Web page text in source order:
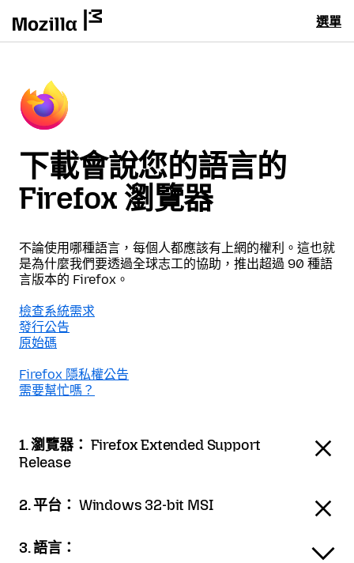
選單
下載會說您的語言的
Firefox 瀏覽器
不論使用哪種語言，每個人都應該有上網的權利。這也就
是為什麼我們要透過全球志工的協助，推出超過 90 種語
言版本的 Firefox。
檢查系統需求
發行公告
原始碼
Firefox 隱私權公告
需要幫忙嗎？
1. 瀏覽器： Firefox Extended Support
Release
2. 平台： Windows 32-bit MSI
3. 語言：